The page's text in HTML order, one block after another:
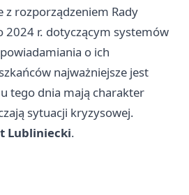
z rozporządzeniem Rady
2024 r. dotyczącym systemów
o ich
najważniejsze jest
tego dnia mają charakter
sytuacji kryzysowej.
Lubliniecki.